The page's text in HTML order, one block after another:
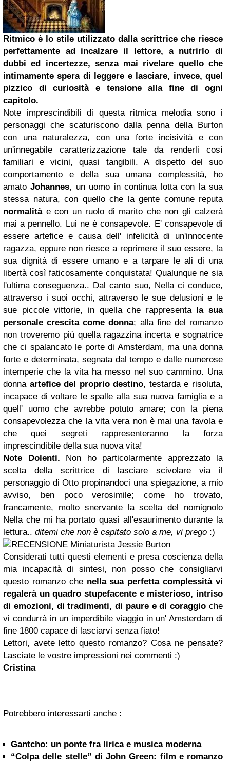
Ritmico è lo stile utilizzato dalla scrittrice che riesce
perfettamente ad incalzare il lettore, a nutrirlo di
dubbi ed incertezze, senza mai rivelare quello che
intimamente spera di leggere e lasciare, invece, quel
pizzico di curiosità e tensione alla fine di ogni
capitolo.
Note imprescindibili di questa ritmica melodia sono i
personaggi che scaturiscono dalla penna della Burton
con una naturalezza, con una forte incisività e con
un'innegabile caratterizzazione tale da renderli così
familiari e vicini, quasi tangibili. A dispetto del suo
comportamento e della sua umana complessità, ho
amatoJohannes, un uomo in continua lotta con la sua
stessa natura, con quello che la gente comune reputa
normalitàe con un ruolo di marito che non gli calzerà
mai a pennello. Lui ne è consapevole. E' consapevole di
essere artefice e causa dell' infelicità di un'innocente
ragazza, eppure non riesce a reprimere il suo essere, la
sua dignità di essere umano e a tarpare le ali di una
libertà così faticosamente conquistata! Qualunque ne sia
l'ultima conseguenza.. Dal canto suo, Nella ci conduce,
attraverso i suoi occhi, attraverso le sue delusioni e le
sue piccole vittorie, in quella che rappresenta la sua
personale crescita come donna; alla fine del romanzo
non troveremo più quella ragazzina incerta e sognatrice
che ci spalancato le porte di Amsterdam, ma una donna
forte e determinata, segnata dal tempo e dalle numerose
intemperie che la vita ha messo nel suo cammino. Una
donna artefice del proprio destino, testarda e risoluta,
incapace di voltare le spalle alla sua nuova famiglia e a
quell' uomo che avrebbe potuto amare; con la piena
consapevolezza che la vita vera non è mai una favola e
che quei segreti rappresenteranno la forza
imprescindibile della sua nuova vita!
Note Dolenti. Non ho particolarmente apprezzato la
scelta della scrittrice di lasciare scivolare via il
personaggio di Otto propinandoci una spiegazione, a mio
avviso, ben poco verosimile; come ho trovato,
francamente, molto snervante la scelta del nomignolo
Nella che mi ha portato quasi all'esaurimento durante la
lettura.. ditemi che non è capitato solo a me, vi prego :)
Considerati tutti questi elementi e presa coscienza della
mia incapacità di sintesi, non posso che consigliarvi
questo romanzo che nella sua perfetta complessità vi
regalerà un quadro stupefacente e misterioso, intriso
di emozioni, di tradimenti, di paure e di coraggio che
vi condurrà in un imperdibile viaggio in un' Amsterdam di
fine 1800 capace di lasciarvi senza fiato!
Lettori, avete letto questo romanzo? Cosa ne pensate?
Lasciate le vostre impressioni nei commenti :)
Cristina
Potrebbero interessarti anche :
Gantcho: un ponte fra lirica e musica moderna
“Colpa delle stelle” di John Green: film e romanzo